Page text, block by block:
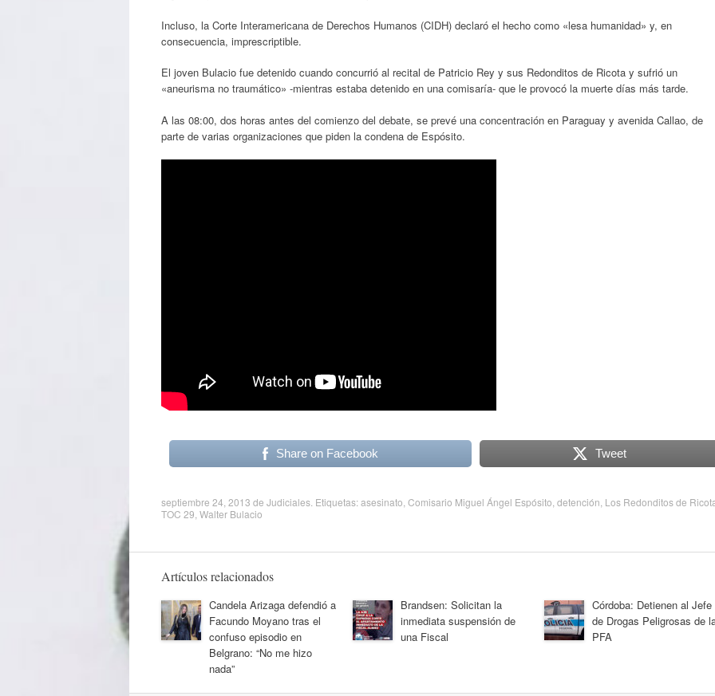
Incluso, la Corte Interamericana de Derechos Humanos (CIDH) declaró el hecho como «lesa humanidad» y, en
consecuencia, imprescriptible.
El joven Bulacio fue detenido cuando concurrió al recital de Patricio Rey y sus Redonditos de Ricota y sufrió un
«aneurisma no traumático» -mientras estaba detenido en una comisaría- que le provocó la muerte días más tarde.
A las 08:00, dos horas antes del comienzo del debate, se prevé una concentración en Paraguay y avenida Callao, de
parte de varias organizaciones que piden la condena de Espósito.
Share on Facebook Tweet
septiembre 24, 2013 de Judiciales . Etiquetas:asesinato Comisario Miguel Ángel Espósito detención Los Redonditos de
TOC 29 Walter Bulacio
Artículos relacionados
Candela Arizaga defendió a
Facundo Moyano tras el
confuso episodio en
Belgrano: “No me hizo
nada”
Brandsen: Solicitan la
inmediata suspensión de
una Fiscal
Córdoba: Detienen al Jefe
de Drogas Peligrosas de
PFA